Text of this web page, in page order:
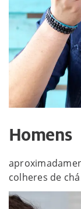
Homens
colheres de